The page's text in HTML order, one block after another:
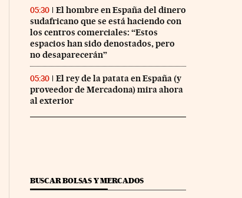
05:30
El hombre en España del dinero
sudafricano que se está haciendo con
los centros comerciales: “Estos
espacios han sido denostados, pero
no desaparecerán”
05:30
El rey de la patata en España (y
proveedor de Mercadona) mira ahora
al exterior
BUSCAR BOLSAS Y MERCADOS